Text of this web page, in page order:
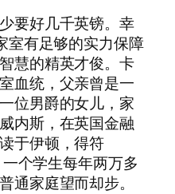
要好几千英镑。幸
室有足够的实力保障
慧的精英才俊。卡
血统，父亲曾是一
位男爵的女儿，家
内斯，在英国金融
于伊顿，得符
一个学生每年两万多
通家庭望而却步。